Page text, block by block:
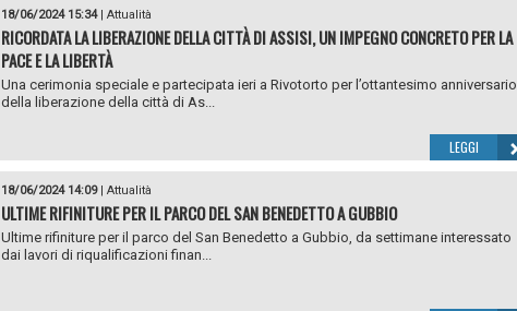
18/06/2024 15:34| Attualità
RICORDATA LA LIBERAZIONE DELLA CITTÀ DI ASSISI, UN IMPEGNO CONCRETO PER LA
PACE E LA LIBERTÀ
Una cerimonia speciale e partecipata ieri a Rivotorto per l’ottantesimo anniversario
della liberazione della città di As...
LEGGI
18/06/2024 14:09| Attualità
ULTIME RIFINITURE PER IL PARCO DEL SAN BENEDETTO A GUBBIO
Ultime rifiniture per il parco del San Benedetto a Gubbio, da settimane interessato
dai lavori di riqualificazioni finan...